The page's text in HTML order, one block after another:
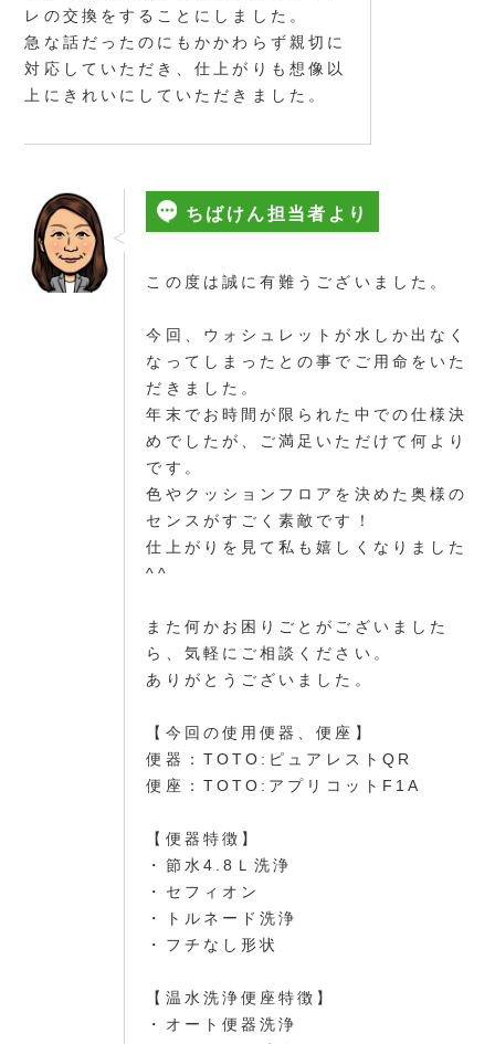
レの交換をすることにしました。
急な話だったのにもかかわらず親切に
対応していただき、仕上がりも想像以
上にきれいにしていただきました。
ちばけん担当者より
この度は誠に有難うございました。
今回、ウォシュレットが水しか出なく
なってしまったとの事でご用命をいた
だきました。
年末でお時間が限られた中での仕様決
めでしたが、ご満足いただけて何より
です。
色やクッションフロアを決めた奥様の
センスがすごく素敵です！
仕上がりを見て私も嬉しくなりました
^^
また何かお困りごとがございました
ら、気軽にご相談ください。
ありがとうございました。
【今回の使用便器、便座】
便器：TOTO:ピュアレストQR
便座：TOTO:アプリコットF1A
【便器特徴】
・節水4.8Ｌ洗浄
・セフィオン
・トルネード洗浄
・フチなし形状
【温水洗浄便座特徴】
・オート便器洗浄